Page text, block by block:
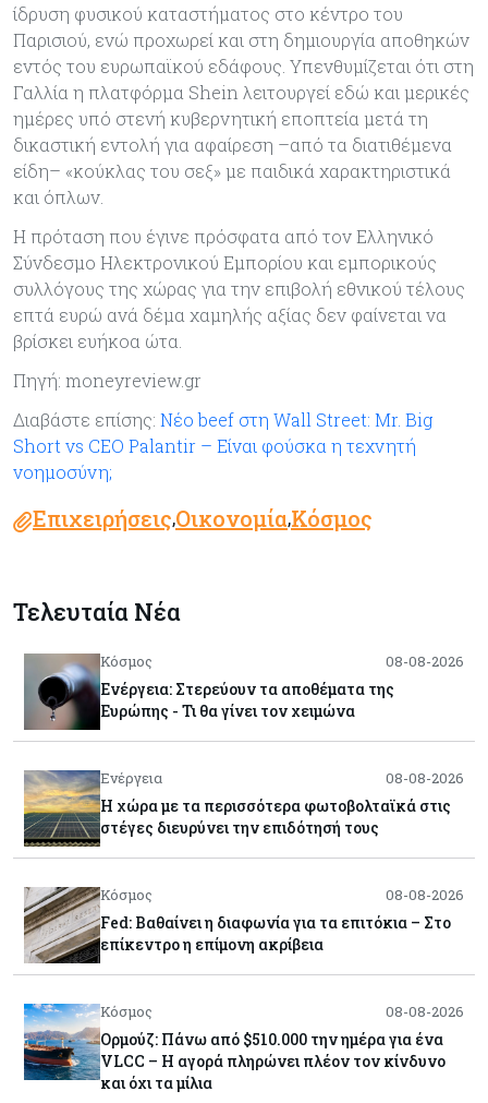
ίδρυση φυσικού καταστήματος στο κέντρο του
Παρισιού, ενώ προχωρεί και στη δημιουργία αποθηκών
εντός του ευρωπαϊκού εδάφους. Υπενθυμίζεται ότι στη
Γαλλία η πλατφόρμα Shein λειτουργεί εδώ και μερικές
ημέρες υπό στενή κυβερνητική εποπτεία μετά τη
δικαστική εντολή για αφαίρεση –από τα διατιθέμενα
είδη– «κούκλας του σεξ» με παιδικά χαρακτηριστικά
και όπλων.
Η πρόταση που έγινε πρόσφατα από τον Ελληνικό
Σύνδεσμο Ηλεκτρονικού Εμπορίου και εμπορικούς
συλλόγους της χώρας για την επιβολή εθνικού τέλους
επτά ευρώ ανά δέμα χαμηλής αξίας δεν φαίνεται να
βρίσκει ευήκοα ώτα.
Πηγή: moneyreview.gr
Διαβάστε επίσης: Νέο beef στη Wall Street: Mr. Big
Short vs CEO Palantir – Είναι φούσκα η τεχνητή
νοημοσύνη;
Επιχειρήσεις,Οικονομία,Κόσμος
Τελευταία Νέα
Κόσμος 08-08-2026
Ενέργεια: Στερεύουν τα αποθέματα της
Ευρώπης - Τι θα γίνει τον χειμώνα
Ενέργεια 08-08-2026
Η χώρα με τα περισσότερα φωτοβολταϊκά στις
στέγες διευρύνει την επιδότησή τους
Κόσμος 08-08-2026
Fed: Βαθαίνει η διαφωνία για τα επιτόκια – Στο
επίκεντρο η επίμονη ακρίβεια
Κόσμος 08-08-2026
Ορμούζ: Πάνω από $510.000 την ημέρα για ένα
VLCC – Η αγορά πληρώνει πλέον τον κίνδυνο
και όχι τα μίλια